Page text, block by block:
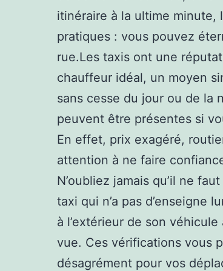
itinéraire à la ultime minute,
pratiques : vous pouvez
rue.Les taxis ont une
chauffeur idéal, un moyen
sans cesse du jour ou de la
peuvent être présentes si
En effet, prix exagéré,
attention à ne faire
N’oubliez jamais qu’il ne
taxi qui n’a pas d’enseigne
à l’extérieur de son
vue. Ces vérifications vous
désagrément pour vos